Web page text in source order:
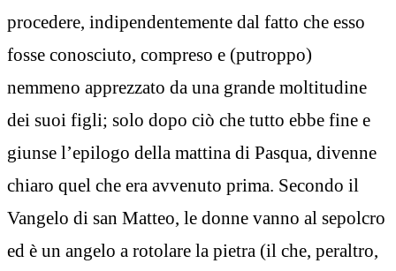
procedere, indipendentemente dal fatto che esso
fosse conosciuto, compreso e (putroppo)
nemmeno apprezzato da una grande moltitudine
dei suoi figli; solo dopo ciò che tutto ebbe fine e
giunse l’epilogo della mattina di Pasqua, divenne
chiaro quel che era avvenuto prima. Secondo il
Vangelo di san Matteo, le donne vanno al sepolcro
ed è un angelo a rotolare la pietra (il che, peraltro,